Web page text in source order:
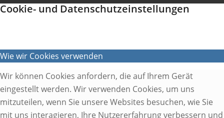
Cookie- und Datenschutzeinstellungen
Wie wir Cookies verwenden
Wir können Cookies anfordern, die auf Ihrem Gerät
eingestellt werden. Wir verwenden Cookies, um uns
mitzuteilen, wenn Sie unsere Websites besuchen, wie Sie
mit uns interagieren, Ihre Nutzererfahrung verbessern und